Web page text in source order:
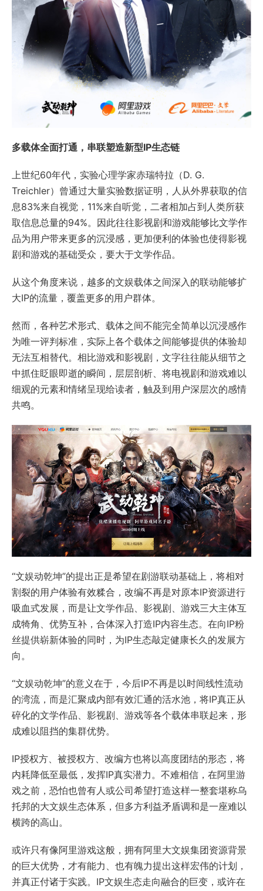
多载体全面打通，串联塑造新型IP生态链
上世纪60年代，实验心理学家赤瑞特拉（D. G.
Treichler）曾通过大量实验数据证明，人从外界获取的信
息83%来自视觉，11%来自听觉，二者相加占到人类所获
取信息总量的94%。因此往往影视剧和游戏能够比文学作
品为用户带来更多的沉浸感，更加便利的体验也使得影视
剧和游戏的基础受众，要大于文学作品。
从这个角度来说，越多的文娱载体之间深入的联动能够扩
大IP的流量，覆盖更多的用户群体。
然而，各种艺术形式、载体之间不能完全简单以沉浸感作
为唯一评判标准，实际上各个载体之间能够提供的体验却
无法互相替代。相比游戏和影视剧，文字往往能从细节之
中抓住眨眼即逝的瞬间，层层剖析、将电视剧和游戏难以
细观的元素和情绪呈现给读者，触及到用户深层次的感情
共鸣。
“文娱动乾坤”的提出正是希望在剧游联动基础上，将相对
割裂的用户体验有效糅合，改编不再是对原本IP资源进行
吸血式发展，而是让文学作品、影视剧、游戏三大主体互
成犄角、优势互补，合体深入打造IP内容生态。在向IP粉
丝提供崭新体验的同时，为IP生态敲定健康长久的发展方
向。
“文娱动乾坤”的意义在于，今后IP不再是以时间线性流动
的湾流，而是汇聚成内部有效汇通的活水池，将IP真正从
碎化的文学作品、影视剧、游戏等各个载体串联起来，形
成难以阻挡的集群优势。
IP授权方、被授权方、改编方也将以高度团结的形态，将
内耗降低至最低，发挥IP真实潜力。不难相信，在阿里游
戏之前，恐怕也曾有人或公司希望打造这样一整套堪称乌
托邦的大文娱生态体系，但多方利益矛盾调和是一座难以
横跨的高山。
或许只有像阿里游戏这般，拥有阿里大文娱集团资源背景
的巨大优势，才有能力、也有魄力提出这样宏伟的计划，
并真正付诸于实践。IP文娱生态走向融合的巨变，或许在